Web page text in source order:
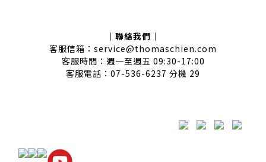
｜聯絡我們｜
客服信箱：service@thomaschien.com
客服時間：週一至週五 09:30-17:00
客服電話：07-536-6237 分機 29